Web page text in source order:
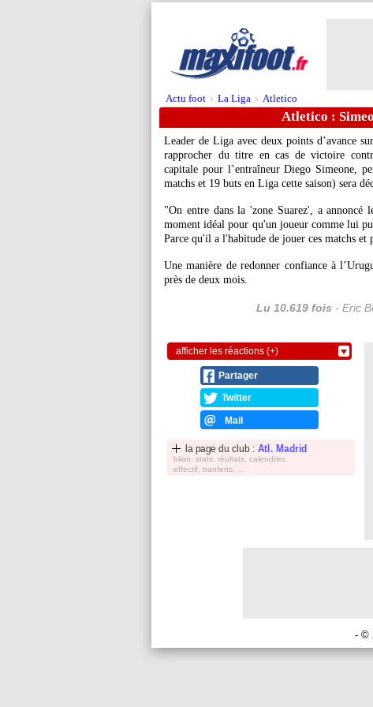
Actu foot > La Liga > Atletico
Atletico :
Leader de Liga avec deux points d’avance
rapprocher du titre en cas de victoire
capitale pour l’entraîneur Diego Simeone,
matchs et 19 buts en Liga cette saison) sera
"On entre dans la 'zone Suarez', a annoncé
moment idéal pour qu'un joueur comme lui
Parce qu'il a l'habitude de jouer ces matchs
Une manière de redonner confiance à
près de deux mois.
Lu 10.619 fois - Eric
afficher les réactions (+)
Partager
Twitter
Mail
la page du club : Atl. Madrid
bilan, stats, réultats, calendrier,
effectif, tranferts, ...
- ©